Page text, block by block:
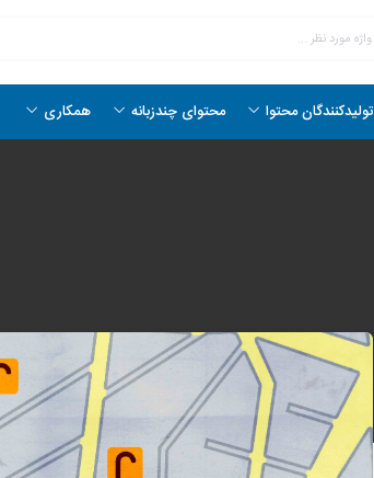
تولیدکنندگان محتوا محتوای چندزبانه همکاری